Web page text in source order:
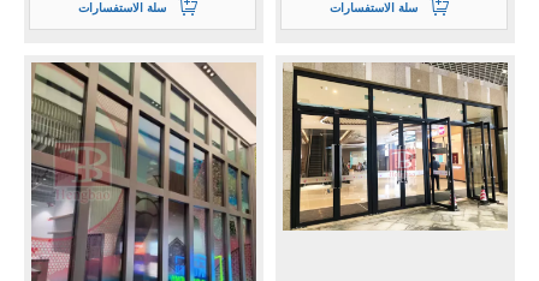
سلة الاستفسارات سلة الاستفسارات